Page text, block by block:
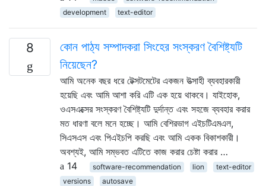
development
text-editor
8
কোন পাঠ্য সম্পাদকরা সিংহের সংস্করণ বৈশিষ্ট্যটি
নিয়েছেন?
আমি অনেক বছর ধরে টেক্সটমেটের একজন উত্সাহী ব্যবহারকারী
হয়েছি এবং আমি আশা করি এটি এক হয়ে থাকবে। যাইহোক,
ওএসএক্সের সংস্করণ বৈশিষ্ট্যটি দুর্দান্ত এবং সহজে ব্যবহার করার
মত ধারণা বলে মনে হচ্ছে। আমি বেশিরভাগ এইচটিএমএল,
সিএসএস এবং পিএইচপি করছি এবং আমি একক বিকাশকারী।
অবশ্যই, আমি সম্ভবত এটিতে কাজ করার চেষ্টা করার …
14
software-recommendation lion
text-editor
versions
autosave